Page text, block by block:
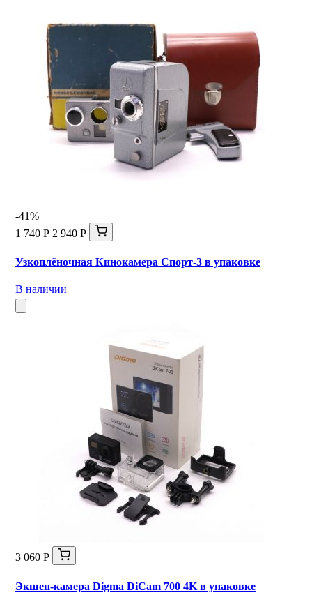
-41%
1 740 Р 2 940 Р
Узкоплёночная Кинокамера Спорт-3 в упаковке
В наличии
3 060 Р
Экшен-камера Digma DiCam 700 4K в упаковке